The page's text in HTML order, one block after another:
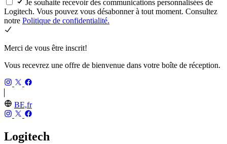
Je souhaite recevoir des communications personnalisées de
Logitech. Vous pouvez vous désabonner à tout moment. Consultez
notre Politique de confidentialité.
Merci de vous être inscrit!
Vous recevrez une offre de bienvenue dans votre boîte de réception.
BE,fr
Logitech